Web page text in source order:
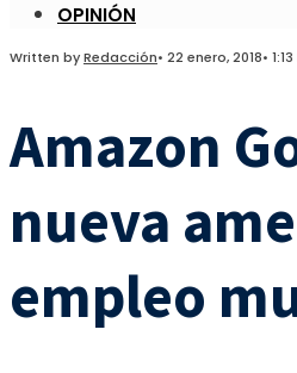
OPINIÓN
Written byRedacción• 22 enero, 2018•
Amazon
nueva
empleo